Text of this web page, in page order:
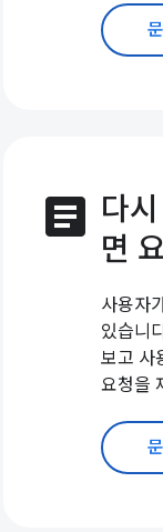
article 다
면
사용자
있습니
보고 사
요청을